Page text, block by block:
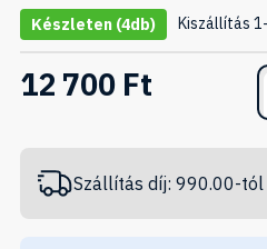
Készleten (4db) Kiszállítás
12 700 Ft
Szállítás díj: 990.00-tól